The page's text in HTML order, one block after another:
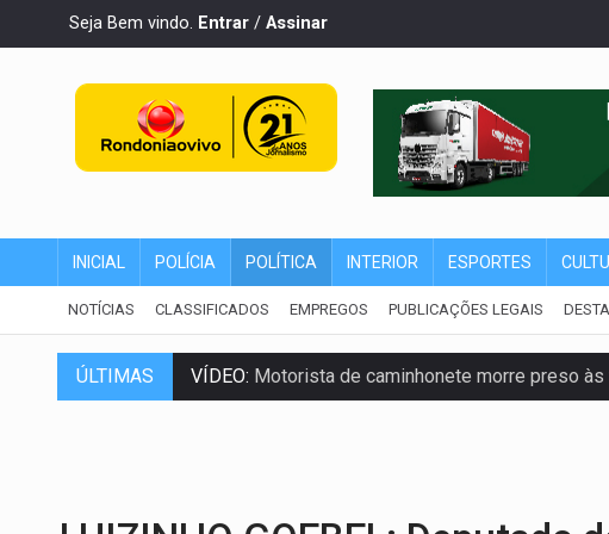
Seja Bem vindo. Entrar / Assinar
INICIAL POLÍCIA POLÍTICA INTERIOR ESPORTES
NOTÍCIAS CLASSIFICADOS EMPREGOS PUBLICAÇÕES LEGAIS
ÚLTIMAS
VÍDEO:Motorista de caminhonete morre preso
LAZER:Seis lugares gratuitos para aproveitar o